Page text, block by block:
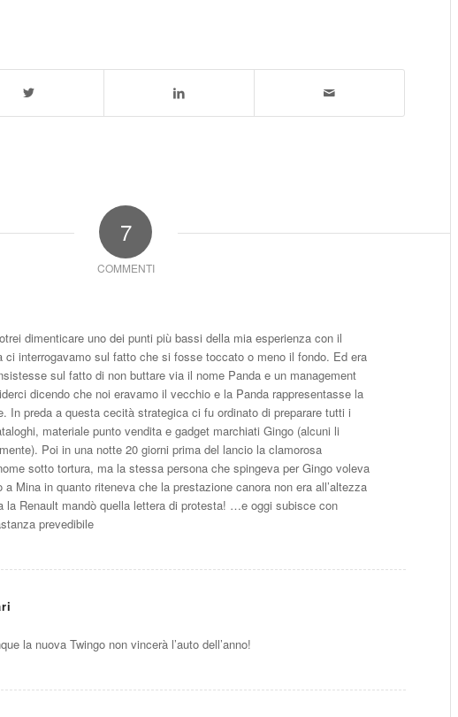
7
COMMENTI
dimenticare uno dei punti più bassi della mia esperienza con il
ci interrogavamo sul fatto che si fosse toccato o meno il fondo. Ed era
sul fatto di non buttare via il nome Panda e un management
dicendo che noi eravamo il vecchio e la Panda rappresentasse la
In preda a questa cecità strategica ci fu ordinato di preparare tutti i
materiale punto vendita e gadget marchiati Gingo (alcuni li
Poi in una notte 20 giorni prima del lancio la clamorosa
sotto tortura, ma la stessa persona che spingeva per Gingo voleva
a Mina in quanto riteneva che la prestazione canora non era all’altezza
la Renault mandò quella lettera di protesta! …e oggi subisce con
prevedibile
la nuova Twingo non vincerà l’auto dell’anno!